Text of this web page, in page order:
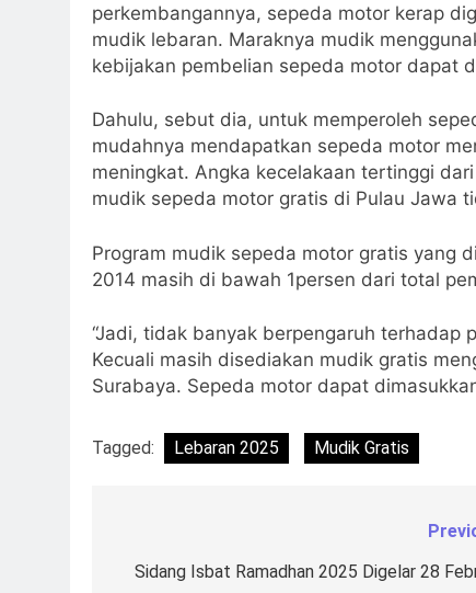
perkembangannya, sepeda motor kerap
mudik lebaran. Maraknya mudik
kebijakan pembelian sepeda motor dapat
Dahulu, sebut dia, untuk memperoleh
mudahnya mendapatkan sepeda motor
meningkat. Angka kecelakaan tertinggi
mudik sepeda motor gratis di Pulau Jawa
Program mudik sepeda motor gratis yang
2014 masih di bawah 1persen dari total
“Jadi, tidak banyak berpengaruh terhadap
Kecuali masih disediakan mudik gratis
Surabaya. Sepeda motor dapat
Tagged: Lebaran 2025 Mudik Gratis
pos
Sidang Isbat Ramadhan 2025 Digelar 28